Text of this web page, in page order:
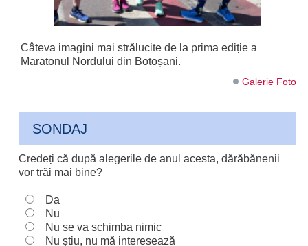
Câteva imagini mai strălucite de la prima ediție a
Maratonul Nordului din Botoșani.
Galerie Foto
SONDAJ
Credeți că după alegerile de anul acesta, dărăbănenii
vor trăi mai bine?
Da
Nu
Nu se va schimba nimic
Nu știu, nu mă interesează